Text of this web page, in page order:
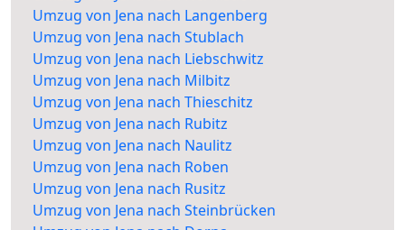
Umzug von Jena nach Langenberg
Umzug von Jena nach Stublach
Umzug von Jena nach Liebschwitz
Umzug von Jena nach Milbitz
Umzug von Jena nach Thieschitz
Umzug von Jena nach Rubitz
Umzug von Jena nach Naulitz
Umzug von Jena nach Roben
Umzug von Jena nach Rusitz
Umzug von Jena nach Steinbrücken